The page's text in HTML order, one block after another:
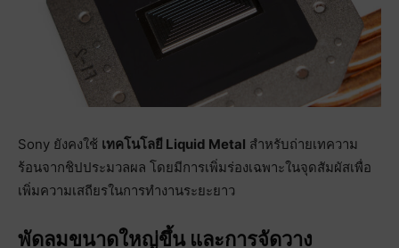
Sony ยังคงใช้ เทคโนโลยี Liquid Metal สำหรับถ่ายเทความ
ร้อนจากชิปประมวลผล โดยมีการเพิ่มร่องเฉพาะในจุดสัมผัสเพื่อ
เพิ่มความเสถียรในการทำงานระยะยาว
พัดลมขนาดใหญ่ขึ้น และการจัดวาง